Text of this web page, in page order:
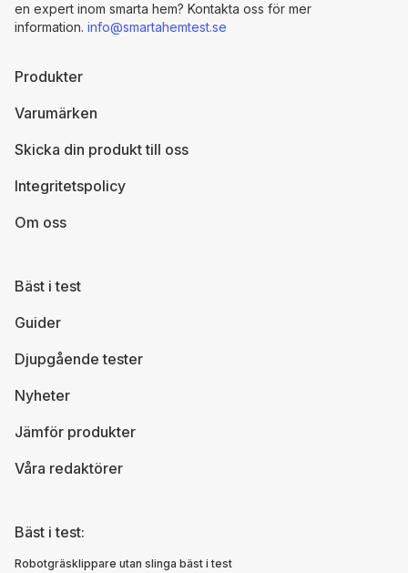
Bäst i test
Guider
Djupgående tester
Nyheter
Jämför produkter
Våra redaktörer
Produkter
Varumärken
Skicka din produkt till oss
Integritetspolicy
Om oss
en expert inom smarta hem? Kontakta oss för mer
information. info@smartahemtest.se
Bäst i test:
Robotgräsklippare utan slinga bäst i test